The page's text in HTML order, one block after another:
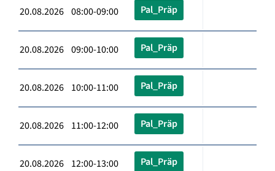
20.08.2026 08:00-09:00 Pal_Präp
20.08.2026 09:00-10:00 Pal_Präp
20.08.2026 10:00-11:00 Pal_Präp
20.08.2026 11:00-12:00 Pal_Präp
20.08.2026 12:00-13:00 Pal_Präp